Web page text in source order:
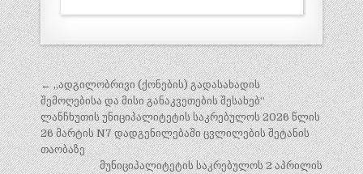
პოსტის
ნავიგაცია
← „ადგილობრივი (ქონების) გადასახადის
შემოღებისა და მისი განაკვეთების შესახებ“
ლანჩხუთის უნიციპალიტეტის საკრებულოს 2026 წლის
26 მარტის N7 დადგენილებაში ცვლილების შეტანის
თაობაზე
მუნიციპალიტეტის საკრებულოს 2 აპრილის